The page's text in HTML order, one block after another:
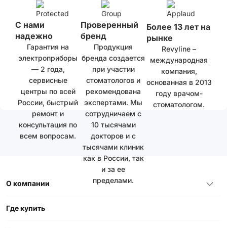
С нами
надежно
Гарантия на
электроприборы
— 2 года,
сервисные
центры по всей
России, быстрый
ремонт и
консультация по
всем вопросам.
Проверенный
бренд
Продукция
бренда создается
при участии
стоматологов и
рекомендована
экспертами. Мы
сотрудничаем с
10 тысячами
докторов и с
тысячами клиник
как в России, так
и за ее
пределами.
Более 13 лет на
рынке
Revyline –
международная
компания,
основанная в 2013
году врачом-
стоматологом.
О компании
Где купить